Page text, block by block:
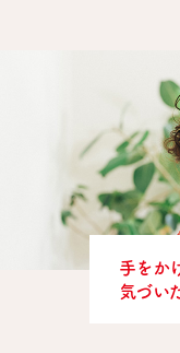
手をか
気づい